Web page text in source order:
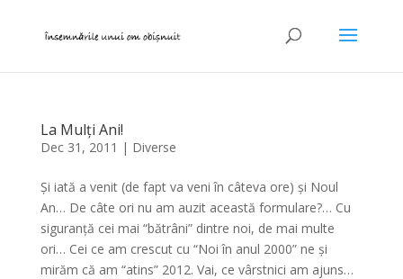
La Mulți Ani!
Dec 31, 2011 | Diverse
Și iată a venit (de fapt va veni în câteva ore) și Noul
An… De câte ori nu am auzit această formulare?… Cu
siguranță cei mai “bătrâni” dintre noi, de mai multe
ori… Cei ce am crescut cu “Noi în anul 2000” ne și
mirăm că am “atins” 2012. Vai, ce vârstnici am ajuns…